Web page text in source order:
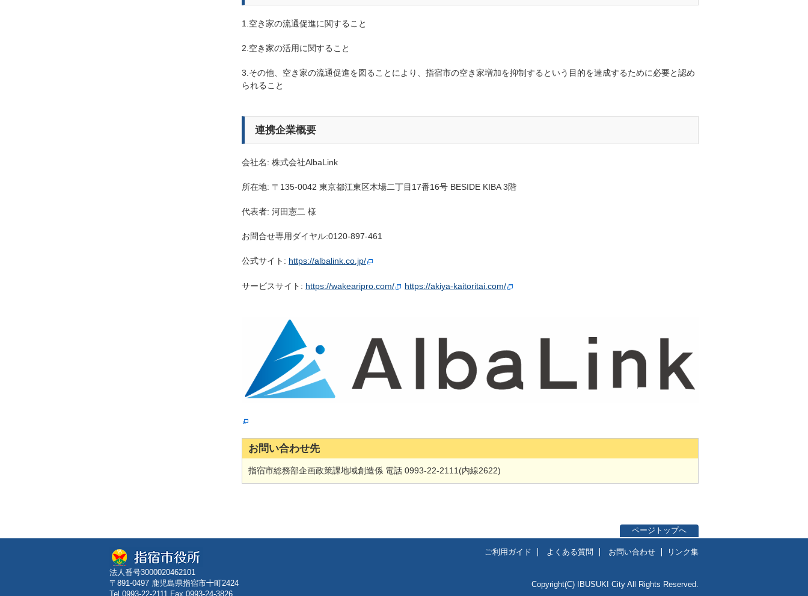
1.空き家の流通促進に関すること
2.空き家の活用に関すること
3.その他、空き家の流通促進を図ることにより、指宿市の空き家増加を抑制するという目的を達成するために必要と認め
られること
連携企業概要
会社名: 株式会社AlbaLink
所在地: 〒135-0042 東京都江東区木場二丁目17番16号 BESIDE KIBA 3階
代表者: 河田憲二 様
お問合せ専用ダイヤル:0120-897-461
公式サイト: https://albalink.co.jp/
サービスサイト: https://wakearipro.com/ https://akiya-kaitoritai.com/
お問い合わせ先
指宿市総務部企画政策課地域創造係 電話 0993-22-2111(内線2622)
ページトップへ
法人番号3000020462101
〒891-0497 鹿児島県指宿市十町2424
Tel.0993-22-2111 Fax.0993-24-3826
ご利用ガイド よくある質問 お問い合わせ リンク集
Copyright(C) IBUSUKI City All Rights Reserved.